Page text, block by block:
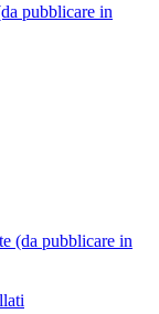
pubblicare in
(da pubblicare in